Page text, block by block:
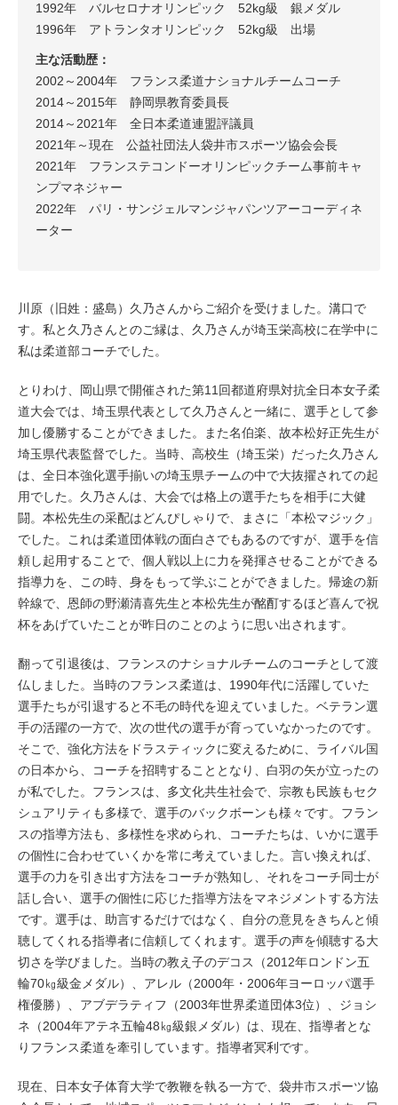
1992年 バルセロナオリンピック 52kg級 銀メダル
1996年 アトランタオリンピック 52kg級 出場
主な活動歴：
2002～2004年 フランス柔道ナショナルチームコーチ
2014～2015年 静岡県教育委員長
2014～2021年 全日本柔道連盟評議員
2021年～現在 公益社団法人袋井市スポーツ協会会長
2021年 フランステコンドーオリンピックチーム事前キャ
ンプマネジャー
2022年 パリ・サンジェルマンジャパンツアーコーディネ
ーター
川原（旧姓：盛島）久乃さんからご紹介を受けました。溝口で
す。私と久乃さんとのご縁は、久乃さんが埼玉栄高校に在学中に
私は柔道部コーチでした。
とりわけ、岡山県で開催された第11回都道府県対抗全日本女子柔
道大会では、埼玉県代表として久乃さんと一緒に、選手として参
加し優勝することができました。また名伯楽、故本松好正先生が
埼玉県代表監督でした。当時、高校生（埼玉栄）だった久乃さん
は、全日本強化選手揃いの埼玉県チームの中で大抜擢されての起
用でした。久乃さんは、大会では格上の選手たちを相手に大健
闘。本松先生の采配はどんぴしゃりで、まさに「本松マジック」
でした。これは柔道団体戦の面白さでもあるのですが、選手を信
頼し起用することで、個人戦以上に力を発揮させることができる
指導力を、この時、身をもって学ぶことができました。帰途の新
幹線で、恩師の野瀬清喜先生と本松先生が酩酊するほど喜んで祝
杯をあげていたことが昨日のことのように思い出されます。
翻って引退後は、フランスのナショナルチームのコーチとして渡
仏しました。当時のフランス柔道は、1990年代に活躍していた
選手たちが引退すると不毛の時代を迎えていました。ベテラン選
手の活躍の一方で、次の世代の選手が育っていなかったのです。
そこで、強化方法をドラスティックに変えるために、ライバル国
の日本から、コーチを招聘することとなり、白羽の矢が立ったの
が私でした。フランスは、多文化共生社会で、宗教も民族もセク
シュアリティも多様で、選手のバックボーンも様々です。フラン
スの指導方法も、多様性を求められ、コーチたちは、いかに選手
の個性に合わせていくかを常に考えていました。言い換えれば、
選手の力を引き出す方法をコーチが熟知し、それをコーチ同士が
話し合い、選手の個性に応じた指導方法をマネジメントする方法
です。選手は、助言するだけではなく、自分の意見をきちんと傾
聴してくれる指導者に信頼してくれます。選手の声を傾聴する大
切さを学びました。当時の教え子のデコス（2012年ロンドン五
輪70㎏級金メダル）、アレル（2000年・2006年ヨーロッパ選手
権優勝）、アブデラティフ（2003年世界柔道団体3位）、ジョシ
ネ（2004年アテネ五輪48㎏級銀メダル）は、現在、指導者とな
りフランス柔道を牽引しています。指導者冥利です。
現在、日本女子体育大学で教鞭を執る一方で、袋井市スポーツ協